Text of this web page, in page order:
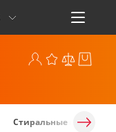
Стиральные машины